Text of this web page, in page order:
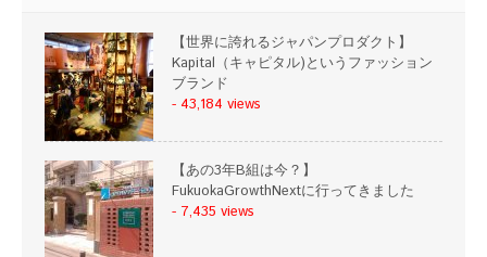
【世界に誇れるジャパンプロダクト】
Kapital（キャピタル)というファッション
ブランド
- 43,184 views
【あの3年B組は今？】
FukuokaGrowthNextに行ってきました
- 7,435 views